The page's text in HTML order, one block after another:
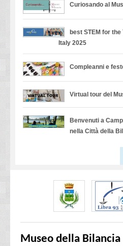
Curiosando al
best STEM for
Italy 2025
Compleanni e
Virtual tour del
Benvenuti a
nella Città della
Museo della Bilancia